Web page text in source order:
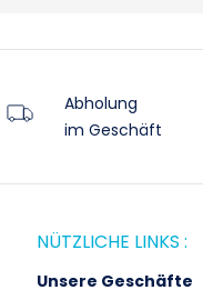
Abholung
im Geschäft
NÜTZLICHE LINKS :
Unsere Geschäfte